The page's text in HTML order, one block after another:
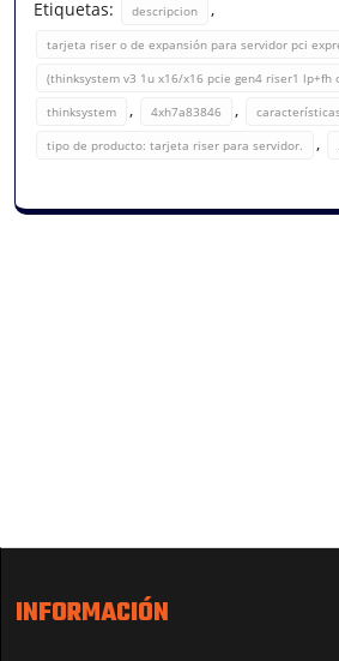
Etiquetas: descripcion ,
tarjeta riser o de expansión para servidor pci
(thinksystem v3 1u x16/x16 pcie gen4 riser1 lp+fh
thinksystem , 4xh7a83846 ,
tipo de producto: tarjeta riser para servidor. ,
INFORMACIÓN